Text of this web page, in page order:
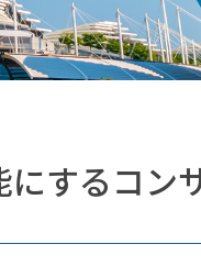
にするコン